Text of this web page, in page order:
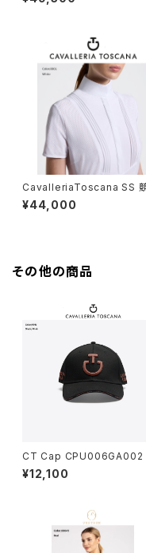
CavalleriaToscana SS
用シャツ CAD098JF024
¥44,000
その他の商品
CT Cap CPU006GA002
¥12,100